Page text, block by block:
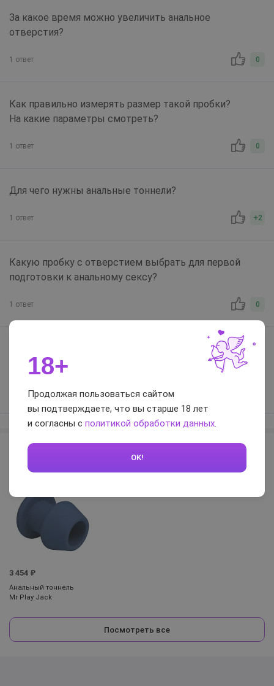
За какое время можно увеличить анальное
отверстия?
1 ответ 0
Как правильно измерять размер такой пробки?
На какие параметры смотреть?
1 ответ 0
Для чего нужны анальные тоннели?
1 ответ +2
Какую пробку с отверстием выбрать для первой
подготовки к анальному сексу?
1 ответ 0
Насколько безопасны редукционные кольца внутри
пробки? Не травмируют ли они?
1 ответ
3 454 ₽
Анальный тоннель
Mr Play Jack
Посмотреть все
18+
Продолжая пользоваться сайтом
вы подтверждаете, что вы старше 18 лет
и согласны с политикой обработки данных
OK!